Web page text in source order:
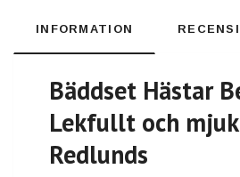
INFORMATION
Bäddset Hästar
Lekfullt och
Redlunds